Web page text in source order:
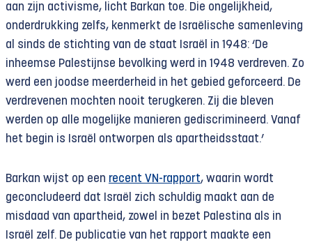
aan zijn activisme, licht Barkan toe. Die ongelijkheid,
onderdrukking zelfs, kenmerkt de Israëlische samenleving
al sinds de stichting van de staat Israël in 1948: ‘De
inheemse Palestijnse bevolking werd in 1948 verdreven. Zo
werd een joodse meerderheid in het gebied geforceerd. De
verdrevenen mochten nooit terugkeren. Zij die bleven
werden op alle mogelijke manieren gediscrimineerd. Vanaf
het begin is Israël ontworpen als apartheidsstaat.’
Barkan wijst op een recent VN-rapport, waarin wordt
geconcludeerd dat Israël zich schuldig maakt aan de
misdaad van apartheid, zowel in bezet Palestina als in
Israël zelf. De publicatie van het rapport maakte een